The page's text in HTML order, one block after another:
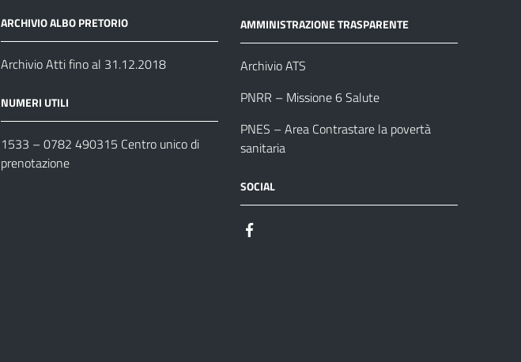
ARCHIVIO ALBO PRETORIO
Archivio Atti fino al 31.12.2018
NUMERI UTILI
1533 – 0782 490315 Centro unico di
prenotazione
AMMINISTRAZIONE TRASPARENTE
Archivio ATS
PNRR – Missione 6 Salute
PNES – Area Contrastare la povertà
sanitaria
SOCIAL